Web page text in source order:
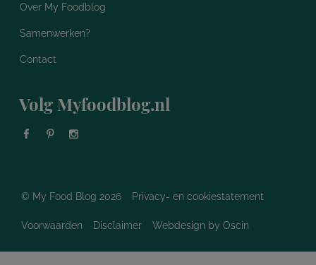
Over My Foodblog
Samenwerken?
Contact
Volg Myfoodblog.nl
© My Food Blog 2026 Privacy- en cookiestatement
Voorwaarden Disclaimer Webdesign by Oscin